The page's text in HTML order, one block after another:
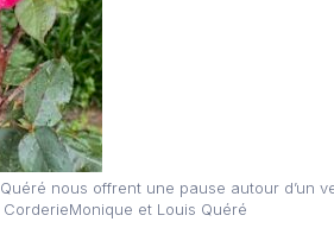
nous offrent une pause autour d’un
et Louis Quéré